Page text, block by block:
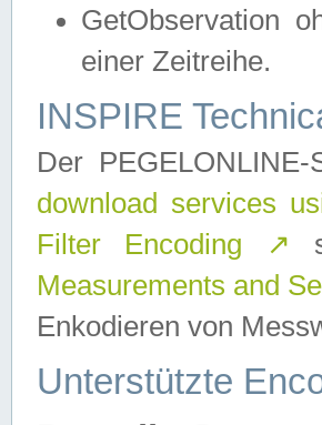
GetObservation
einer Zeitreihe.
INSPIRE
Der
download services
Filter Encoding
↗
Measurements and
Enkodieren von
Unterstützte